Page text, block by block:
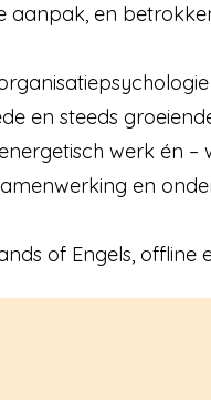
aanpak, en
en steeds
werk én
en
of Engels, offline